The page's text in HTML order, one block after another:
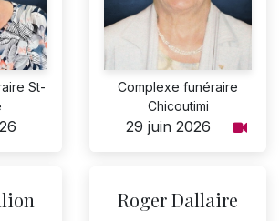
St-
Complexe funéraire
Chicoutimi
29 juin 2026
Roger Dallaire